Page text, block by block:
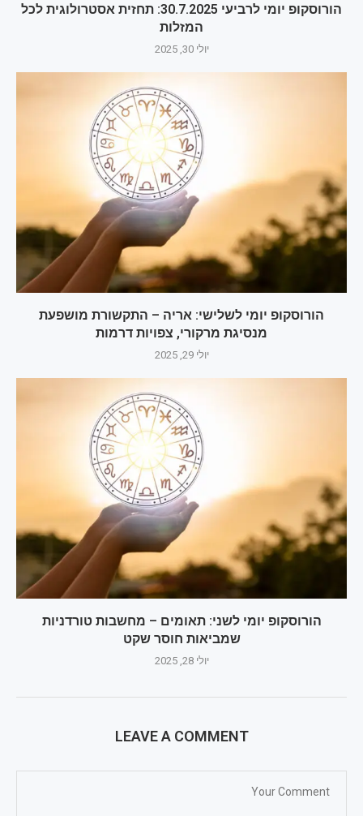
הורוסקופ יומי לרביעי 30.7.2025: תחזית אסטרולוגית לכל
המזלות
יולי 30, 2025
הורוסקופ יומי לשלישי: אריה – התקשורת מושפעת
מנסיגת מרקורי, צפויות דרמות
יולי 29, 2025
הורוסקופ יומי לשני: תאומים – מחשבות טורדניות
שמביאות חוסר שקט
יולי 28, 2025
LEAVE A COMMENT